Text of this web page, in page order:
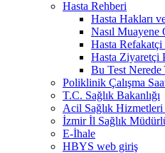
Hasta Rehberi
Hasta Hakları
Nasıl
Hasta Refakatçi
Hasta Ziyaretçi
Bu Test Nerede
Poliklinik Çalışma
T.C. Sağlık Bakanlığı
Acil Sağlık
İzmir İl Sağlık
E-İhale
HBYS web giriş